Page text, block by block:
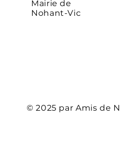
Mairie de
Nohant-Vic
© 2025 par Amis de